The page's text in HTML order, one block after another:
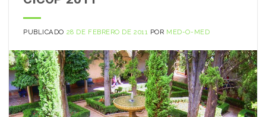
PUBLICADO 28 DE FEBRERO DE 2011 POR MED-O-MED